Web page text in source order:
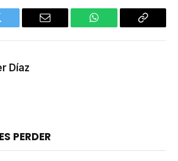
Email WhatsApp Copy
Díaz
PERDER